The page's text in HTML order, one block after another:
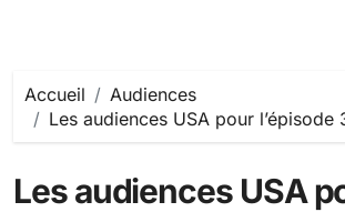
Accueil
Audiences
Les audiences USA pour l’épisode
Les audiences USA